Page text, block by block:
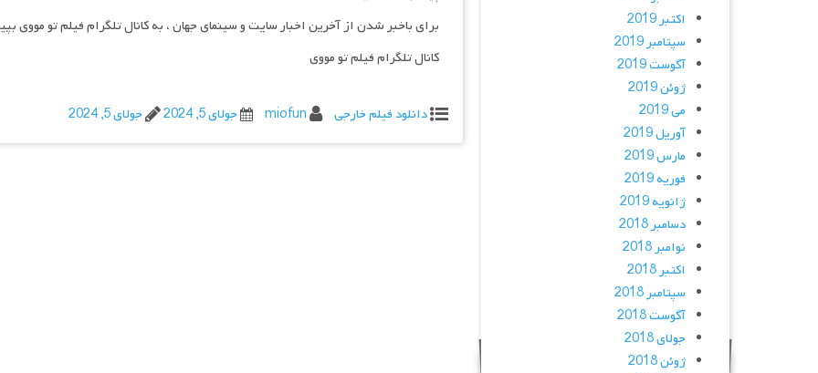
برای باخبر شدن از آخرین اخبار سایت و سینمای جهان ، به کانال تلگرام فیلم تو مووی
کانال تلگرام فیلم تو مووی
دانلود فیلم خارجی miofun جولای 5, 2024 جولای 5, 2024
اکتبر 2019
سپتامبر 2019
آگوست 2019
ژوئن 2019
می 2019
آوریل 2019
مارس 2019
فوریه 2019
ژانویه 2019
دسامبر 2018
نوامبر 2018
اکتبر 2018
سپتامبر 2018
آگوست 2018
جولای 2018
ژوئن 2018